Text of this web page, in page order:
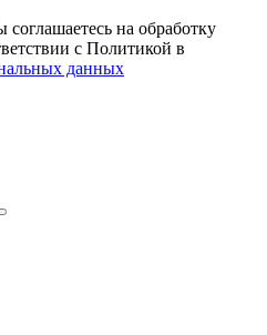
на обработку
с Политикой в
данных